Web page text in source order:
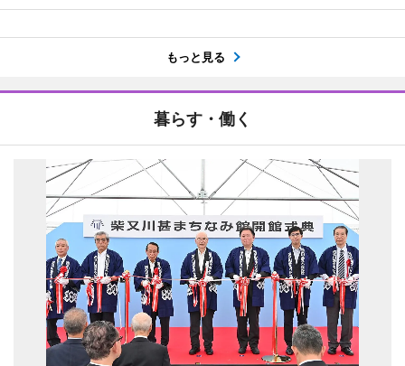
もっと見る
暮らす・働く